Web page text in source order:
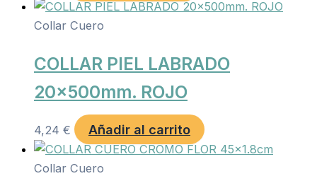
Collar Cuero
COLLAR PIEL LABRADO
20x500mm. ROJO
4,24 € Añadir al carrito
Collar Cuero